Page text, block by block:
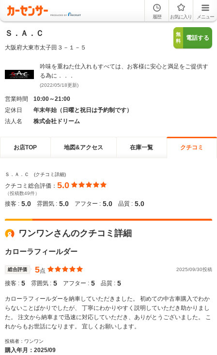
履歴 お気に入り メニュー
Ｓ．Ａ．Ｃ
大阪府大東市太子田３－１－５
無
料
電話する
吟味を重ねた仕入れもすべては、お客様に安心と満足をご提供す
る為に．．．
(2022/05/18更新)
営業時間
10:00～21:00
定休日
年末年始（日曜と祝日は予約制です）
法人名
株式会社ドリーム
お店TOP 地図&アクセス 在庫一覧 クチコミ
Ｓ．Ａ．Ｃ (クチコミ詳細)
クチコミ総合評価： 5.0
（投稿数49件）
接客 : 5.0 雰囲気 : 5.0 アフター : 5.0 品質 : 5.0
ワンワンさんのクチコミ詳細
カローラフィールダー
総合評価 5点 2025/09/30投稿
接客 : 5 雰囲気 : 5 アフター : 5 品質 : 5
カローラフィールダーを納車していただきました。 初めての中古車購入でわか
らないことばかりでしたが、 丁寧にわかりやすく説明していただき助かりまし
た。 注文から納車まで迅速に対応していただき、ありがとうございました。 こ
れからもお世話になります。 宜しくお願いします。
投稿者：ワンワン
購入年月： 2025/09